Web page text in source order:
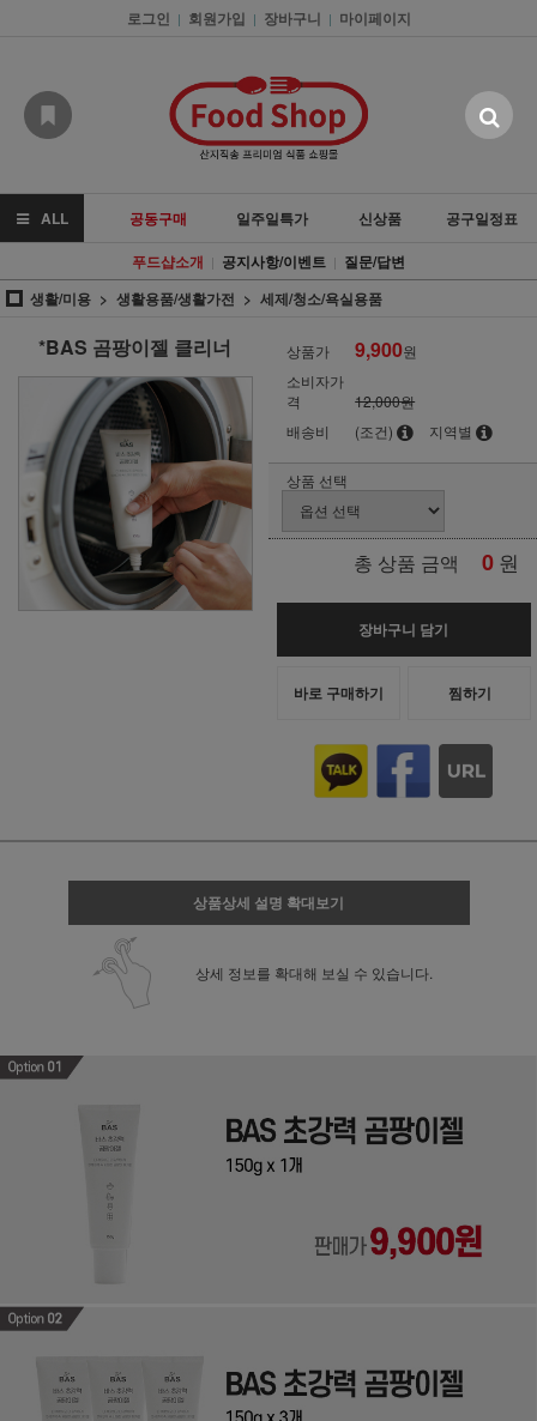
로그인 | 회원가입 | 장바구니 | 마이페이지
ALL 공동구매 일주일특가 신상품
공구일정표
푸드샵소개 | 공지사항/이벤트 | 질문/답변
생활/미용
생활용품/생활가전 세제/청소/욕실용품
*BAS 곰팡이젤 클리너 상품가 9,900원
소비자가
격
12,000원
배송비
(조건) 지역별
상품 선택
총 상품 금액 0 원
장바구니 담기
바로 구매하기 찜하기
상품상세 설명 확대보기
상세 정보를 확대해 보실 수 있습니다.